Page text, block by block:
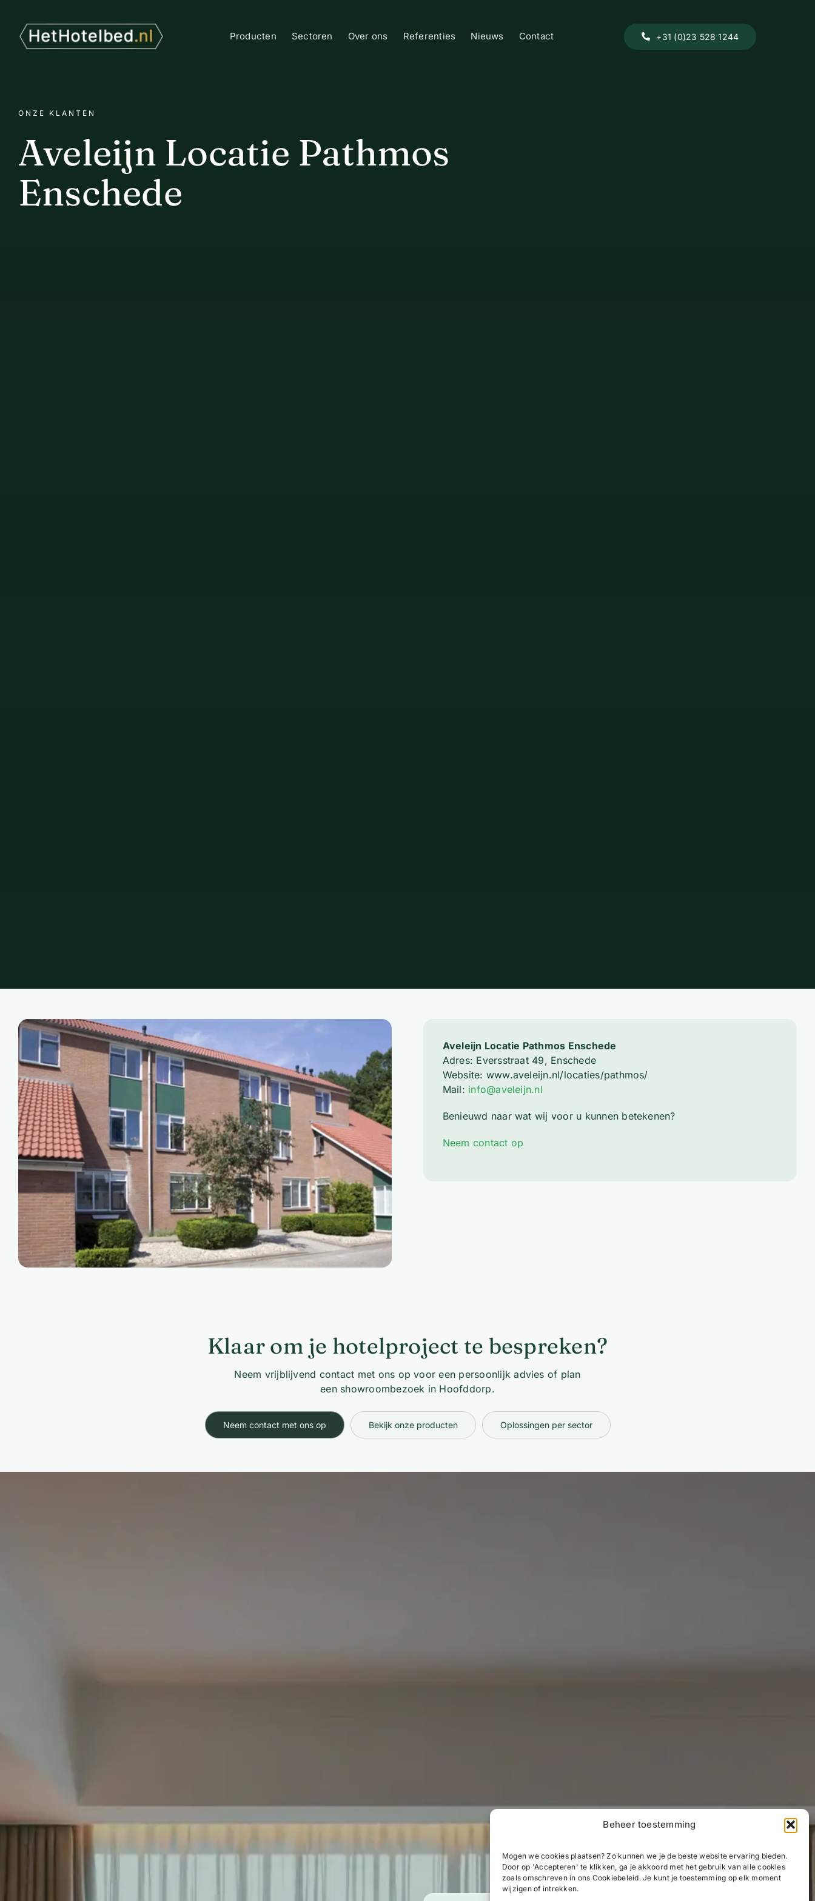
Beheer toestemming
Mogen we cookies plaatsen? Zo kunnen we je de beste website ervaring bieden.
Door op 'Accepteren' te klikken, ga je akkoord met het gebruik van alle cookies
zoals omschreven in ons Cookiebeleid. Je kunt je toestemming op elk moment
wijzigen of intrekken.
inhoud
Producten Sectoren Over ons Referenties Nieuws Contact +31 (0)23 528 1244
ONZE KLANTEN
Aveleijn Locatie Pathmos
Enschede
Aveleijn Locatie Pathmos Enschede
Adres: Eversstraat 49, Enschede
Website: www.aveleijn.nl/locaties/pathmos/
Mail: info@aveleijn.nl
Benieuwd naar wat wij voor u kunnen betekenen?
Neem contact op
Klaar om je hotelproject te bespreken?
Neem vrijblijvend contact met ons op voor een persoonlijk advies of plan
een showroombezoek in Hoofddorp.
Neem contact met ons op Bekijk onze producten Oplossingen per sector